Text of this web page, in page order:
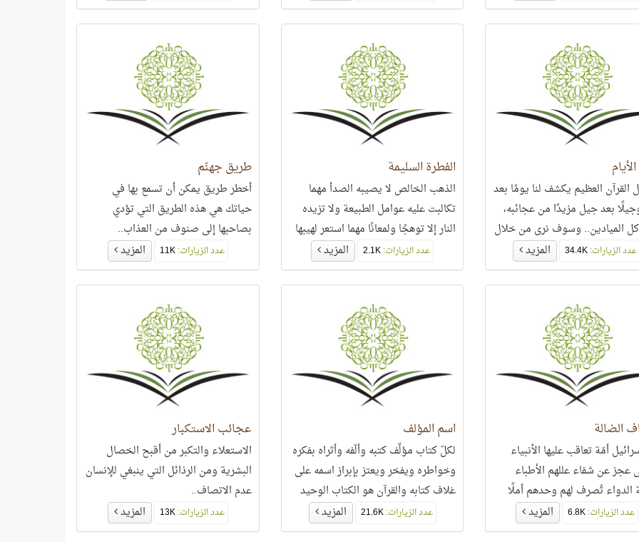
القرآن العظيم يكشف لنا يومًا بعد
بعد جيل مزيدًا من عجائبه،
الميادين.. وسوف نرى من خلال
المشهد كيف تتناغم الألفاظ مع
في كتاب اللَّه..
عدد الزيارات: المزيد
الفطرة السليمة
الذهب الخالص لا يصيبه الصدأ مهما
تكالبت عليه عوامل الطبيعة ولا تزيده
النار إلا توهجًا ولمعانًا مهما استعر لهيبها
كذلك الحال مع الفطرة السليمة التي إنْ
وُلد صاحبها وسط ديار الكفر والإلحاد
لآبت إلى الله تعالى تنشد رضاه..
عدد الزيارات: المزيد
طريق جهنّم
أخطر طريق يمكن أن تسمع بها في
حياتك هي هذه الطريق التي تؤدي
بصاحبها إلى صنوف من العذاب..
عدد الزيارات:11K المزيد
الضالة
أمّة تعاقب عليها الأنبياء
عن شفاء عللهم الأطباء
تُصرف لهم وحدهم أملًا
ولكن هيهات هيهات أن ينعم
من ليس له عهد ولا ولاء..
عدد الزيارات:6.8K المزيد
اسم المؤلف
لكلّ كتاب مؤلِّف كتبه وألّفه وأثراه بفكره
وخواطره ويفخر ويعتز بإبراز اسمه على
غلاف كتابه والقرآن هو الكتاب الوحيد
الَّذي لا تجد على غلافه اسمًا لمؤّلف..
عدد الزيارات:21.6K المزيد
عجائب الاستكبار
الاستعلاء والتكبر من أقبح الخصال
البشرية ومن الرذائل التي ينبغي للإنسان
عدم الاتصاف..
عدد الزيارات:13K المزيد